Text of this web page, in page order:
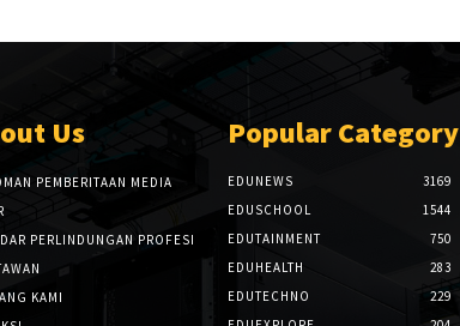
Us
PEMBERITAAN MEDIA
PERLINDUNGAN PROFESI
KAMI
Popular Category
EDUNEWS
3169
EDUSCHOOL
1544
EDUTAINMENT
750
EDUHEALTH
283
EDUTECHNO
229